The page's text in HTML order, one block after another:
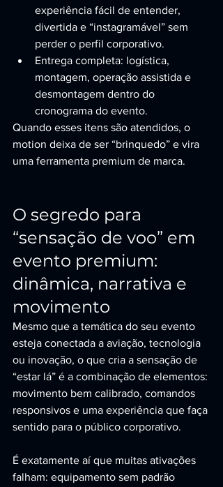
experiência fácil de entender,
divertida e “instagramável” sem
perder o perfil corporativo.
Entrega completa: logística,
montagem, operação assistida e
desmontagem dentro do
cronograma do evento.
Quando esses itens são atendidos, o
motion deixa de ser “brinquedo” e vira
uma ferramenta premium de marca.
O segredo para
“sensação de voo” em
evento premium:
dinâmica, narrativa e
movimento
Mesmo que a temática do seu evento
esteja conectada a aviação, tecnologia
ou inovação, o que cria a sensação de
“estar lá” é a combinação de elementos:
movimento bem calibrado, comandos
responsivos e uma experiência que faça
sentido para o público corporativo.
É exatamente aí que muitas ativações
falham: equipamento sem padrão